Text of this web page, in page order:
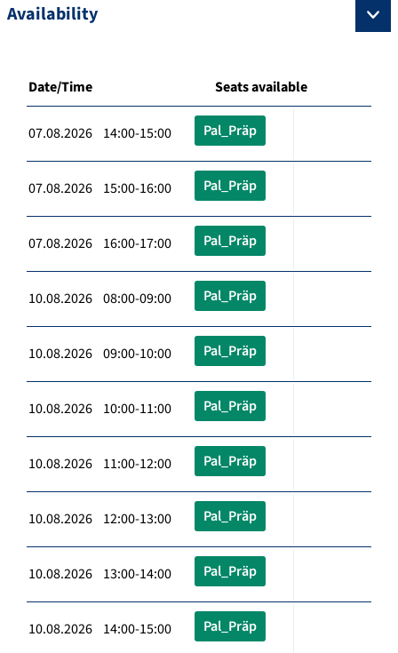
Availability
Date/Time Seats available
07.08.2026 14:00-15:00 Pal_Präp
07.08.2026 15:00-16:00 Pal_Präp
07.08.2026 16:00-17:00 Pal_Präp
10.08.2026 08:00-09:00 Pal_Präp
10.08.2026 09:00-10:00 Pal_Präp
10.08.2026 10:00-11:00 Pal_Präp
10.08.2026 11:00-12:00 Pal_Präp
10.08.2026 12:00-13:00 Pal_Präp
10.08.2026 13:00-14:00 Pal_Präp
10.08.2026 14:00-15:00 Pal_Präp